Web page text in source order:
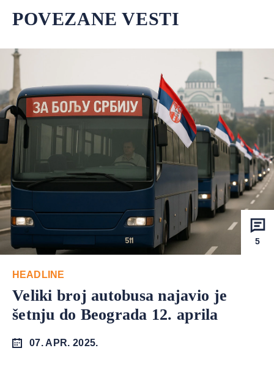
POVEZANE VESTI
5
HEADLINE
Veliki broj autobusa najavio je
šetnju do Beograda 12. aprila
07. APR. 2025.